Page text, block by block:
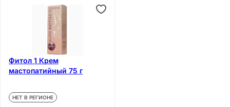
Фитол 1 Крем
мастопатийный 75 г
НЕТ В РЕГИОНЕ